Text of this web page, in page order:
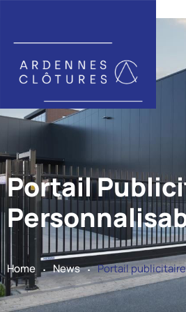
Portail
Home . News . Portail